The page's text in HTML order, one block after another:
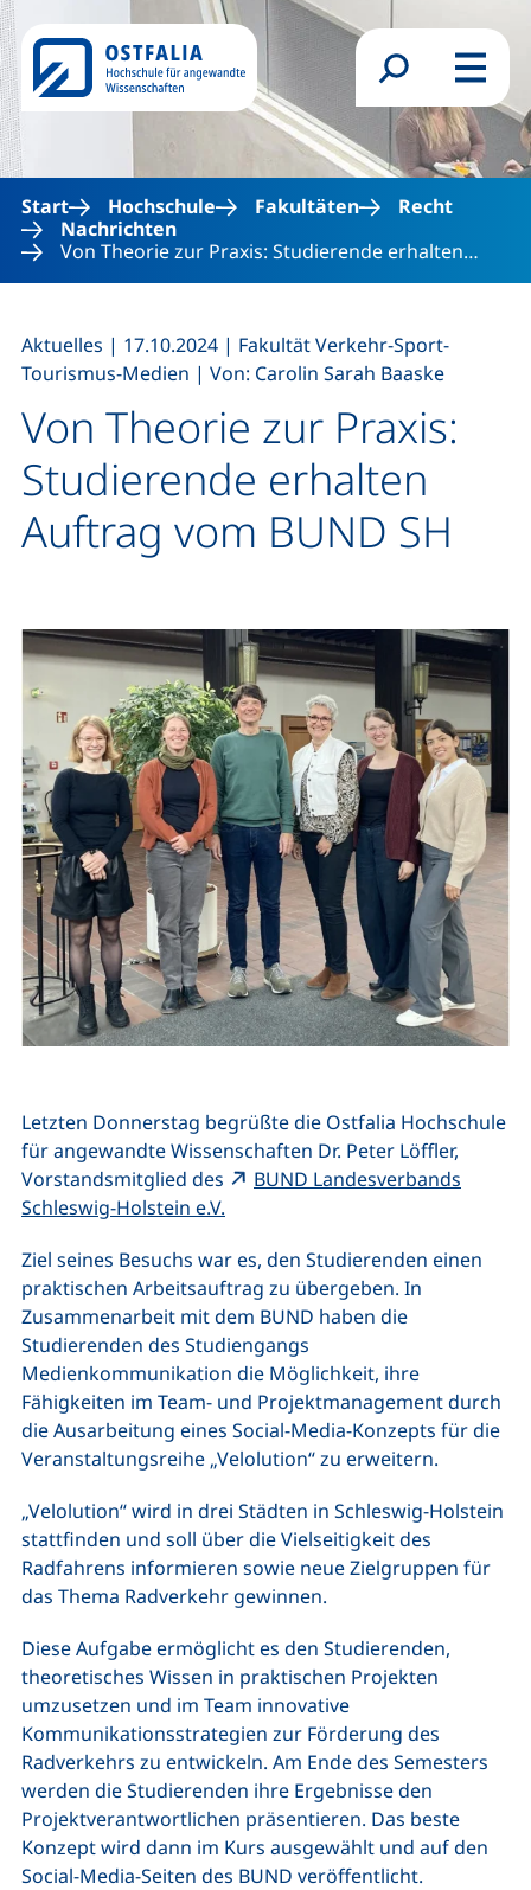
Direkt zum Inhalt
Suchformular
Menü
Start Hochschule Fakultäten
Recht
Nachrichten
Von Theorie zur Praxis: Studierende erhalten…
Von Theorie zur Praxis:
Studierende erhalten
Auftrag vom BUND SH
Aktuelles | 17.10.2024 | Fakultät Verkehr-Sport-
Tourismus-Medien | Von: Carolin Sarah Baaske
Letzten Donnerstag begrüßte die Ostfalia Hochschule
für angewandte Wissenschaften Dr. Peter Löffler,
Vorstandsmitglied des
BUND Landesverbands
Schleswig-Holstein e.V.
Ziel seines Besuchs war es, den Studierenden einen
praktischen Arbeitsauftrag zu übergeben. In
Zusammenarbeit mit dem BUND haben die
Studierenden des Studiengangs
Medienkommunikation die Möglichkeit, ihre
Fähigkeiten im Team- und Projektmanagement durch
die Ausarbeitung eines Social-Media-Konzepts für die
Veranstaltungsreihe „Velolution“ zu erweitern.
„Velolution“ wird in drei Städten in Schleswig-Holstein
stattfinden und soll über die Vielseitigkeit des
Radfahrens informieren sowie neue Zielgruppen für
das Thema Radverkehr gewinnen.
Diese Aufgabe ermöglicht es den Studierenden,
theoretisches Wissen in praktischen Projekten
umzusetzen und im Team innovative
Kommunikationsstrategien zur Förderung des
Radverkehrs zu entwickeln. Am Ende des Semesters
werden die Studierenden ihre Ergebnisse den
Projektverantwortlichen präsentieren. Das beste
Konzept wird dann im Kurs ausgewählt und auf den
Social-Media-Seiten des BUND veröffentlicht.